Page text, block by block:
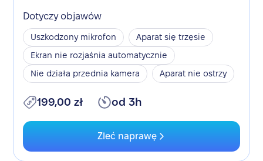
Dotyczy objawów
Uszkodzony mikrofon
Aparat się trzęsie
Ekran nie rozjaśnia automatycznie
Nie działa przednia kamera
Aparat nie ostrzy
199,00 zł od 3h
Zleć naprawę